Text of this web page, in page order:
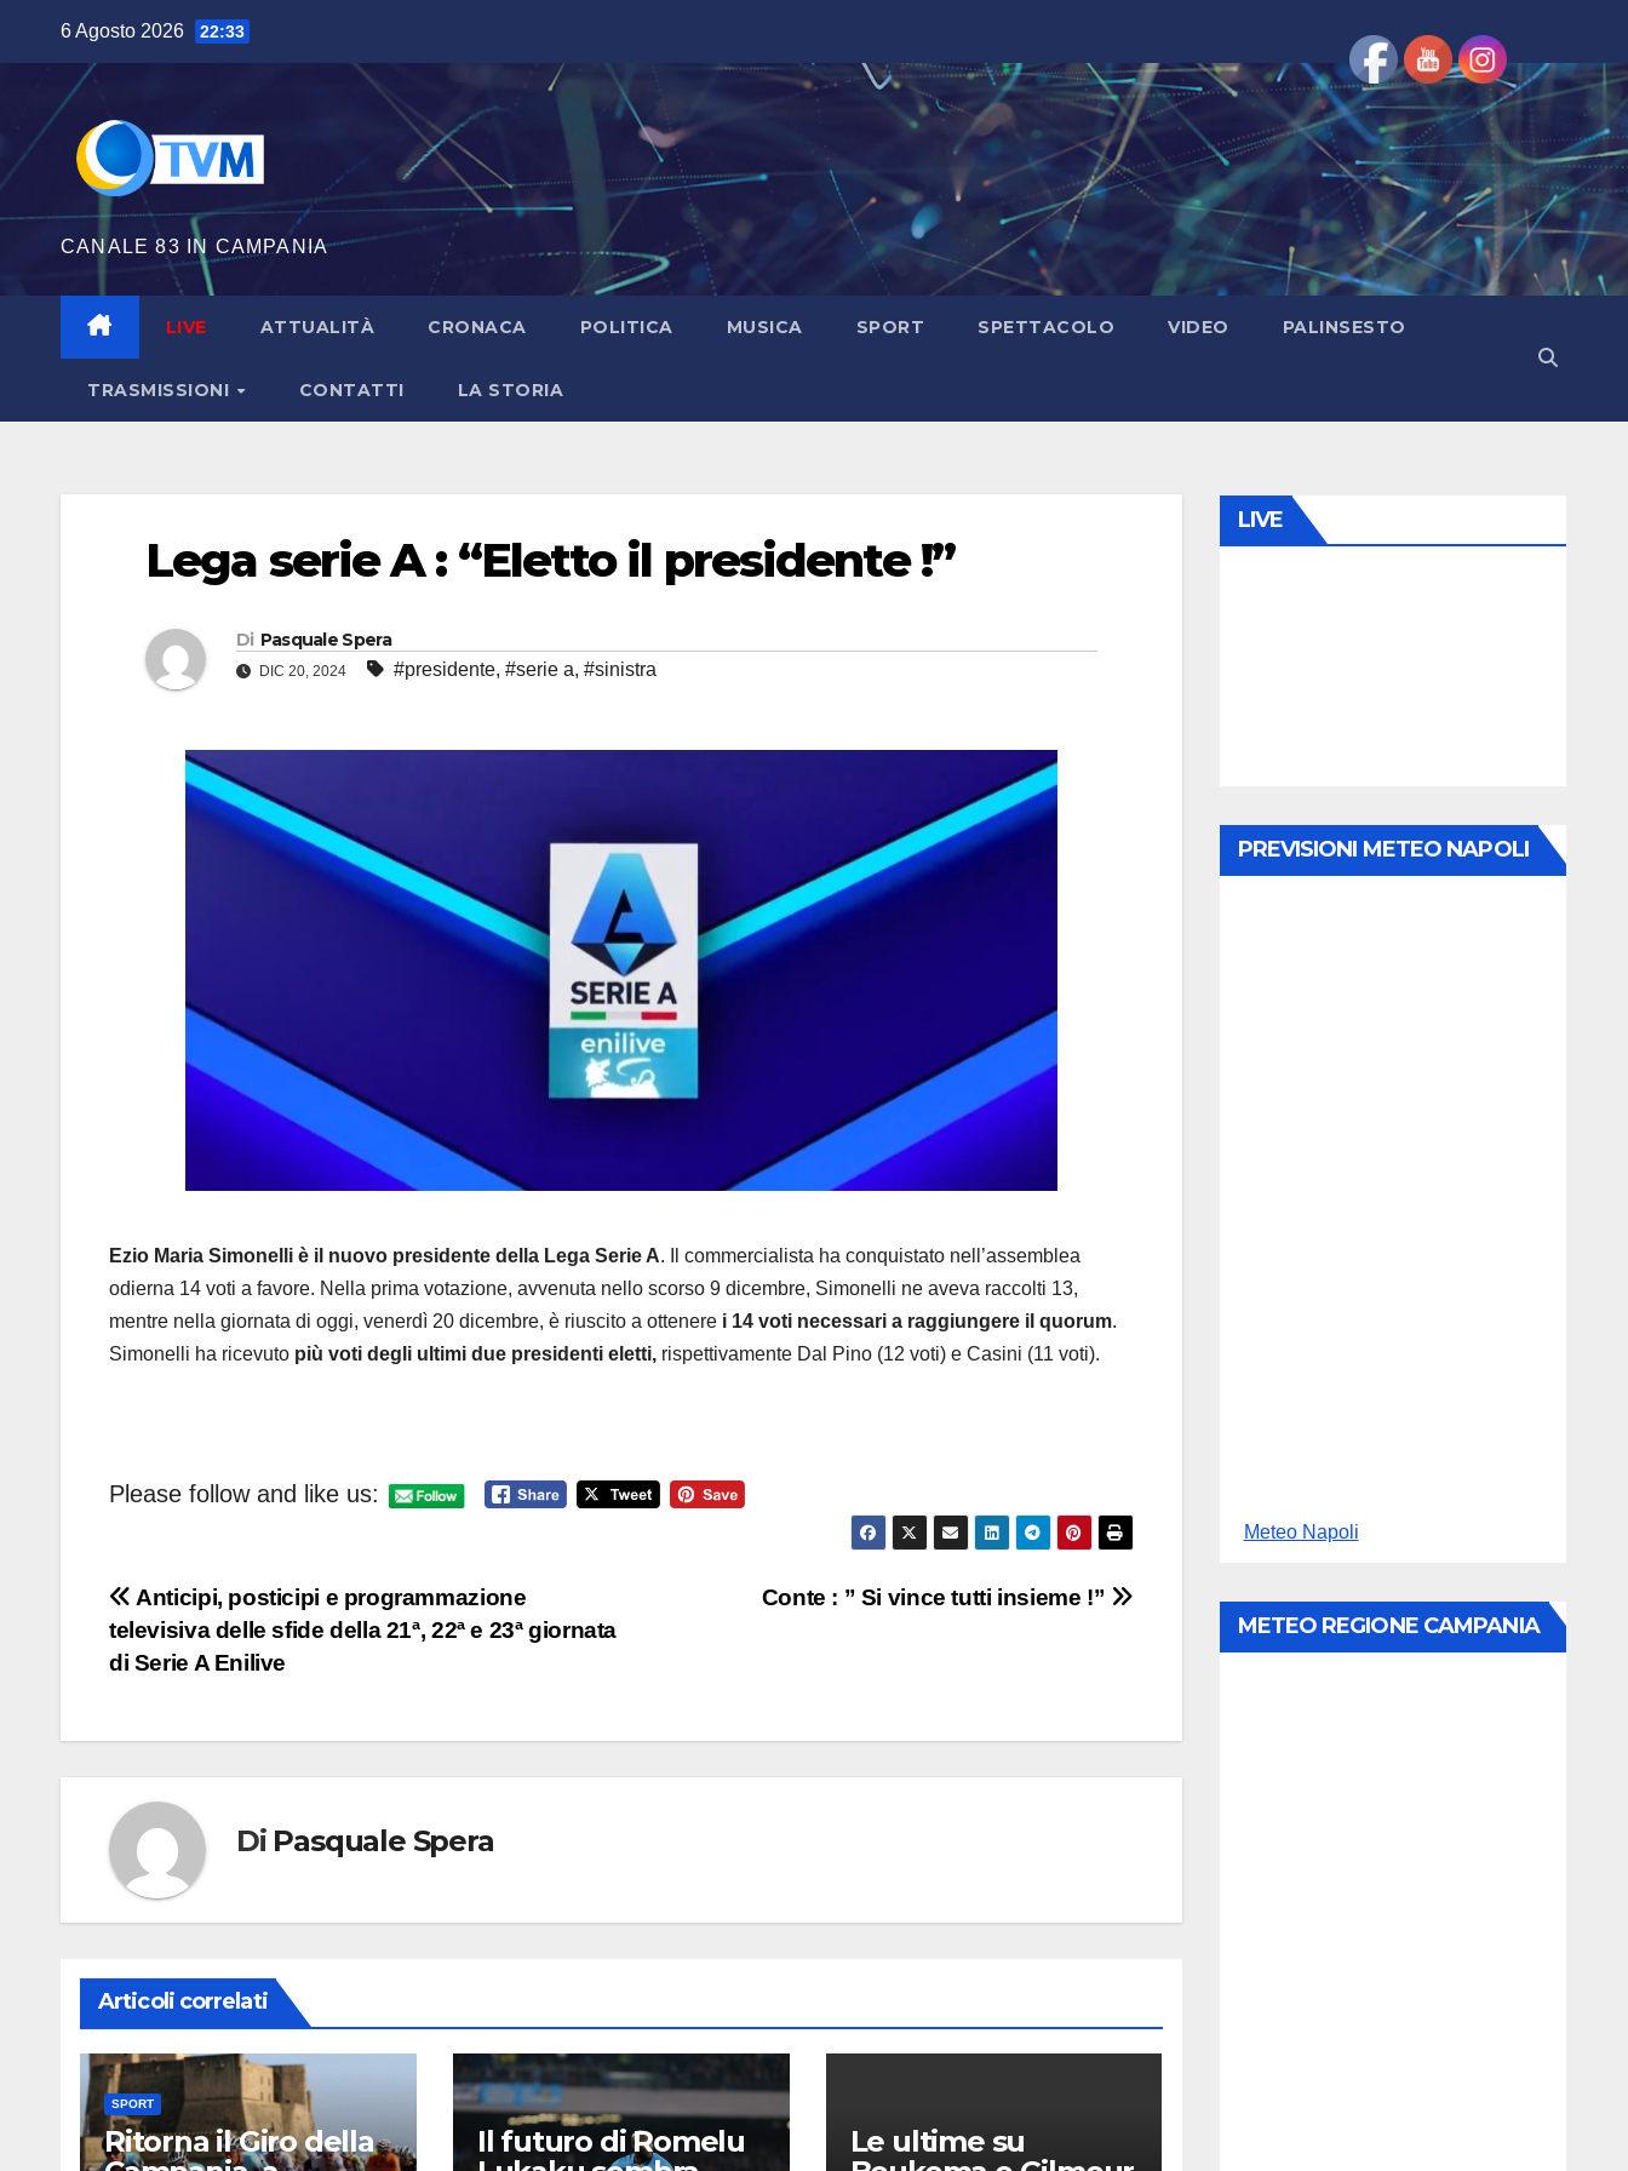
contenuto
6 Agosto 2026 22:33
CANALE 83 IN CAMPANIA
LIVE ATTUALITÀ CRONACA POLITICA MUSICA SPORT SPETTACOLO VIDEO PALINSESTO
TRASMISSIONI CONTATTI LA STORIA
Lega serie A : “Eletto il presidente !”
Di Pasquale Spera
DIC 20, 2024 #presidente, #serie a, #sinistra
Ezio Maria Simonelli è il nuovo presidente della Lega Serie A. Il commercialista ha conquistato nell’assemblea
odierna 14 voti a favore. Nella prima votazione, avvenuta nello scorso 9 dicembre, Simonelli ne aveva raccolti 13,
mentre nella giornata di oggi, venerdì 20 dicembre, è riuscito a ottenere i 14 voti necessari a raggiungere il quorum.
Simonelli ha ricevuto più voti degli ultimi due presidenti eletti, rispettivamente Dal Pino (12 voti) e Casini (11 voti).
Please follow and like us:
Navigazione
articoli
Conte : ” Si vince tutti insieme !”
Anticipi, posticipi e programmazione
televisiva delle sfide della 21ª, 22ª e 23ª giornata
di Serie A Enilive
Di Pasquale Spera
Articoli correlati
SPORT
Ritorna il Giro della
Il futuro di Romelu
Le ultime su
LIVE
PREVISIONI METEO NAPOLI
Meteo Napoli
METEO REGIONE CAMPANIA